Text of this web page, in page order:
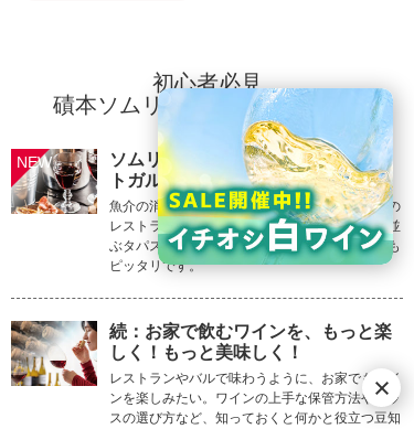
名立たるボルドー格付けシャトーの中で
も、最も力強く男性的な長期熟成型ワイ
ンを生み出すと言われるポイヤックの巨
匠
オチガビワイナリー
余市の大地と妥協なき哲学が紡ぐ、唯一
無二のワイン
初心者必見
磧本ソムリエのワイン知識講座
ソムリエが教える、スペイン・ポル
トガルワインのおすすめペアリング
魚介の消費量が多いスペインとポルトガル。街の
レストランで作られる伝統料理や街角のバルで並
ぶタパスをご紹介しましょう。日本人の味覚にも
ピッタリです。
続：お家で飲むワインを、もっと楽
しく！もっと美味しく！
レストランやバルで味わうように、お家でもワイ
ンを楽しみたい。ワインの上手な保管方法やグラ
スの選び方など、知っておくと何かと役立つ豆知